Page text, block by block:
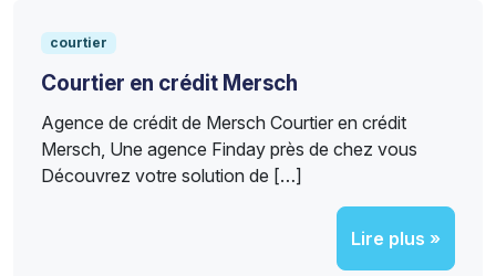
courtier
Courtier en crédit Mersch
Agence de crédit de Mersch Courtier en crédit
Mersch, Une agence Finday près de chez vous
Découvrez votre solution de […]
Lire plus »